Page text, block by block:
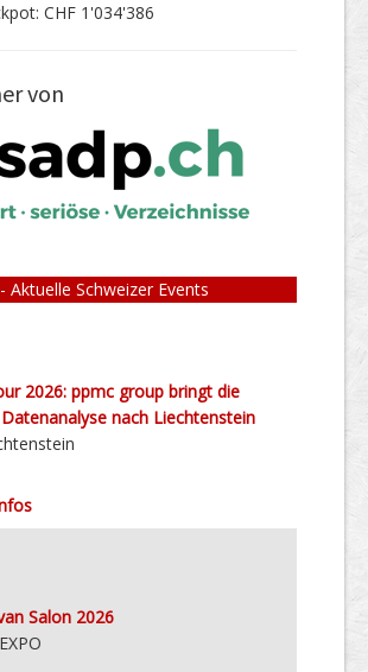
CHF 1'034'386
von
Aktuelle Schweizer Events
2026: ppmc group bringt die
nach Liechtenstein
Salon 2026